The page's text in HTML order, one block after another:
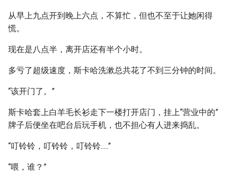
从早上九点开到晚上六点，不算忙，但也不至于让她闲得
慌。
现在是八点半，离开店还有半个小时。
多亏了超级速度，斯卡哈洗漱总共花了不到三分钟的时间。
“该开门了。”
斯卡哈套上白羊毛长衫走下一楼打开店门，挂上“营业中的”
牌子后便坐在吧台后玩手机，也不担心有人进来捣乱。
“叮铃铃，叮铃铃，叮铃铃.....”
“喂，谁？”